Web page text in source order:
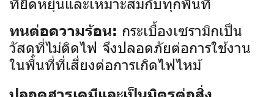
ทนต่อความร้อน: กระเบื้องเซรามิกเป็น
วัสดุที่ไม่ติดไฟ จึงปลอดภัยต่อการใช้งาน
ในพื้นที่ที่เสี่ยงต่อการเกิดไฟไหม้
ปลอดสารเคมีและเป็นมิตรต่อสิ่ง